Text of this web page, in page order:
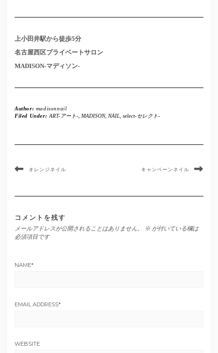
上小田井駅から徒歩5分
名古屋西区プライベートサロン
MADISON-マディソン-
Author: madisonnail
Filed Under: ART-アート-, MADISON, NAIL, select-セレクト-
オレンジネイル キャンペーンネイル
コメントを残す
メールアドレスが公開されることはありません。 ※ が付いている欄は
必須項目です
NAME*
EMAIL ADDRESS*
WEBSITE